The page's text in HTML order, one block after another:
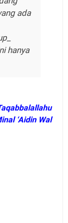
ada
hanya
‘Aidin Wal